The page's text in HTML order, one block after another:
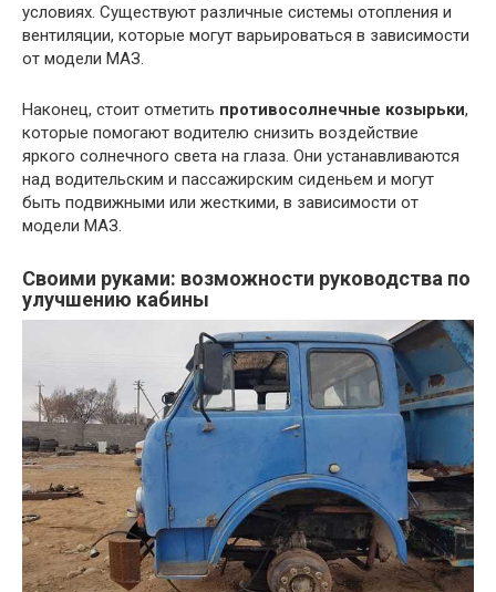
условиях. Существуют различные системы отопления и
вентиляции, которые могут варьироваться в зависимости
от модели МАЗ.
Наконец, стоит отметить противосолнечные козырьки,
которые помогают водителю снизить воздействие
яркого солнечного света на глаза. Они устанавливаются
над водительским и пассажирским сиденьем и могут
быть подвижными или жесткими, в зависимости от
модели МАЗ.
Своими руками: возможности руководства по
улучшению кабины